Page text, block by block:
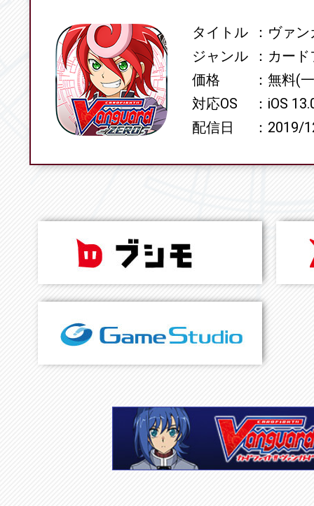
SPECタイトル
ヴァン
ジャンル
カード
価格
無料(
対応OS
iOS
配信日
2019/